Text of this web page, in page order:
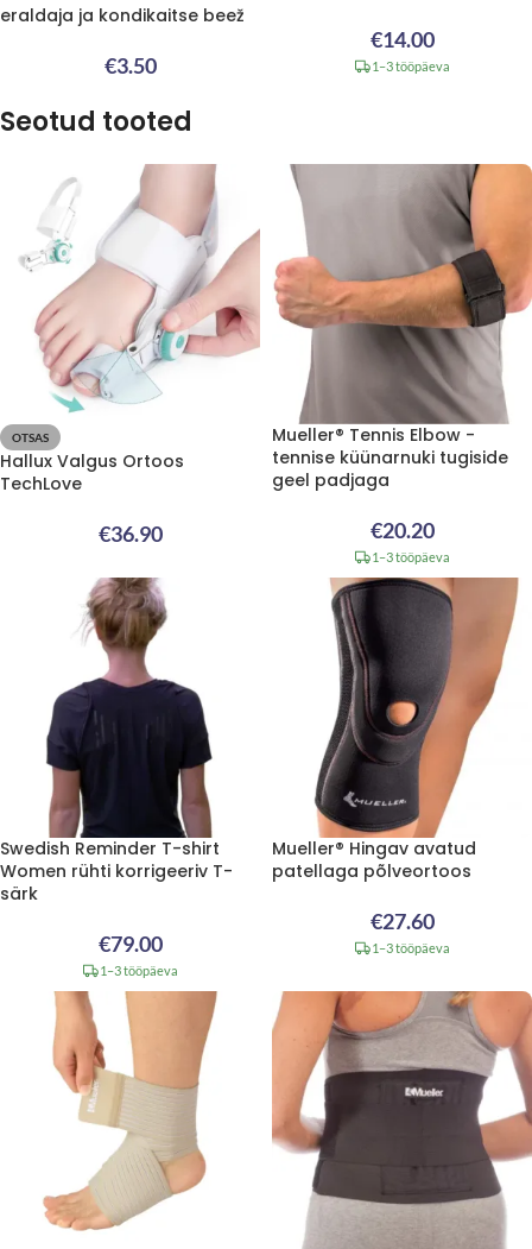
eraldaja ja kondikaitse beež
€3.50
€14.00
1–3 tööpäeva
Seotud tooted
OTSAS
Hallux Valgus Ortoos
TechLove
€36.90
Mueller® Tennis Elbow -
tennise küünarnuki tugiside
geel padjaga
€20.20
1–3 tööpäeva
Swedish Reminder T-shirt
Women rühti korrigeeriv T-
särk
€79.00
1–3 tööpäeva
Mueller® Hingav avatud
patellaga põlveortoos
€27.60
1–3 tööpäeva